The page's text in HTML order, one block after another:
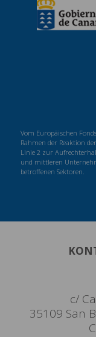
Vom Europäischen
Rahmen der Reaktion
Linie 2 zur
und mittleren
betroffenen Sektoren.
c/
35109 San